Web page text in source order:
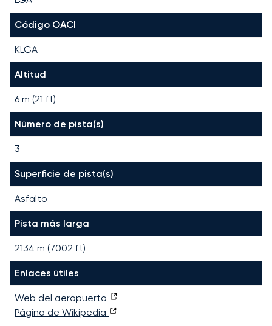
Código OACI
KLGA
Altitud
6 m (21 ft)
Número de pista(s)
3
Superficie de pista(s)
Asfalto
Pista más larga
2134 m (7002 ft)
Enlaces útiles
Web del aeropuerto
Página de Wikipedia